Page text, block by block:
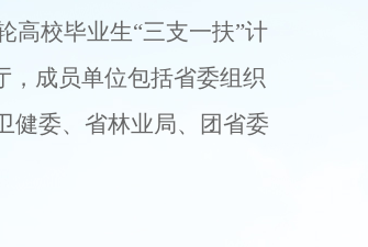
高校毕业生“三支一扶”计
，成员单位包括省委组织
健委、省林业局、团省委